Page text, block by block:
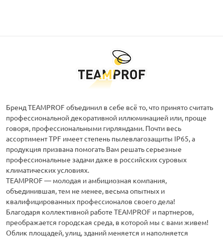
Бренд TEAMPROF объединил в себе всё то, что принято считать
профессиональной декоративной иллюминацией или, проще
говоря, профессиональными гирляндами. Почти весь
ассортимент TPF имеет степень пылевлагозащиты IP65, а
продукция призвана помогать Вам решать серьезные
профессиональные задачи даже в российских суровых
климатических условиях.
ТEAMPROF — молодая и амбициозная компания,
объединившая, тем не менее, весьма опытных и
квалифицированных профессионалов своего дела!
Благодаря коллективной работе TEAMPROF и партнеров,
преображается городская среда, в которой мы с вами живем!
Облик площадей, улиц, зданий меняется и наполняется